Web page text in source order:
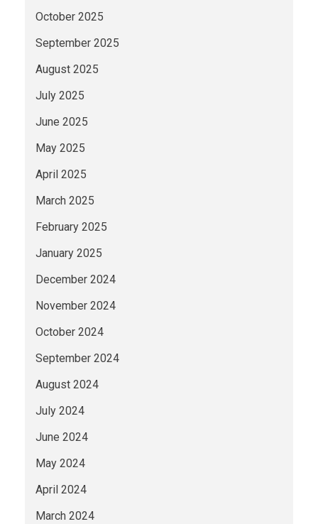
October 2025
September 2025
August 2025
July 2025
June 2025
May 2025
April 2025
March 2025
February 2025
January 2025
December 2024
November 2024
October 2024
September 2024
August 2024
July 2024
June 2024
May 2024
April 2024
March 2024